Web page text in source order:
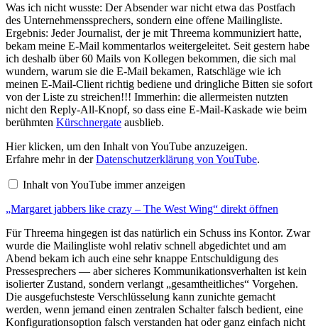
Was ich nicht wusste: Der Absender war nicht etwa das Postfach
des Unternehmenssprechers, sondern eine offene Mailingliste.
Ergebnis: Jeder Journalist, der je mit Threema kommuniziert hatte,
bekam meine E-Mail kommentarlos weitergeleitet. Seit gestern habe
ich deshalb über 60 Mails von Kollegen bekommen, die sich mal
wundern, warum sie die E-Mail bekamen, Ratschläge wie ich
meinen E-Mail-Client richtig bediene und dringliche Bitten sie sofort
von der Liste zu streichen!!! Immerhin: die allermeisten nutzten
nicht den Reply-All-Knopf, so dass eine E-Mail-Kaskade wie beim
berühmten Kürschnergate ausblieb.
„Margaret
jabbers
like
–
West
von
YouTube
anzeigen
Hier klicken, um den Inhalt von YouTube anzuzeigen.
Erfahre mehr in derDatenschutzerklärung von YouTube.
Inhalt von YouTube immer anzeigen
„Margaret jabbers like crazy – The West Wing“ direkt öffnen
Für Threema hingegen ist das natürlich ein Schuss ins Kontor. Zwar
wurde die Mailingliste wohl relativ schnell abgedichtet und am
Abend bekam ich auch eine sehr knappe Entschuldigung des
Pressesprechers — aber sicheres Kommunikationsverhalten ist kein
isolierter Zustand, sondern verlangt „gesamtheitliches“ Vorgehen.
Die ausgefuchsteste Verschlüsselung kann zunichte gemacht
werden, wenn jemand einen zentralen Schalter falsch bedient, eine
Konfigurationsoption falsch verstanden hat oder ganz einfach nicht